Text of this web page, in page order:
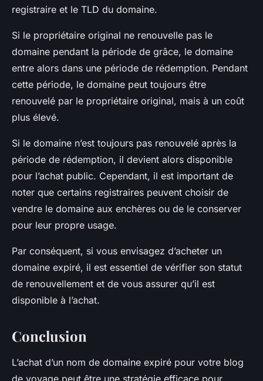
registraire et le TLD du domaine.
Si le propriétaire original ne renouvelle pas le
domaine pendant la période de grâce, le domaine
entre alors dans une période de rédemption. Pendant
cette période, le domaine peut toujours être
renouvelé par le propriétaire original, mais à un coût
plus élevé.
Si le domaine n’est toujours pas renouvelé après la
période de rédemption, il devient alors disponible
pour l’achat public. Cependant, il est important de
noter que certains registraires peuvent choisir de
vendre le domaine aux enchères ou de le conserver
pour leur propre usage.
Par conséquent, si vous envisagez d’acheter un
domaine expiré, il est essentiel de vérifier son statut
de renouvellement et de vous assurer qu’il est
disponible à l’achat.
Conclusion
L’achat d’un nom de domaine expiré pour votre blog